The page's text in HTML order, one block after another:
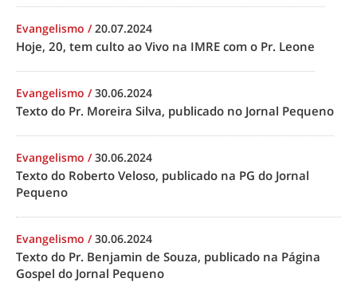
Evangelismo /20.07.2024
Hoje, 20, tem culto ao Vivo na IMRE com o Pr. Leone
Evangelismo /30.06.2024
Texto do Pr. Moreira Silva, publicado no Jornal Pequeno
Evangelismo /30.06.2024
Texto do Roberto Veloso, publicado na PG do Jornal
Pequeno
Evangelismo /30.06.2024
Texto do Pr. Benjamin de Souza, publicado na Página
Gospel do Jornal Pequeno